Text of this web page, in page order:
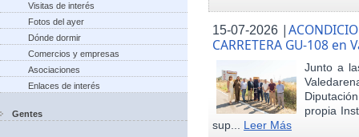
Visitas de interés
Fotos del ayer
Dónde dormir
Comercios y empresas
Asociaciones
Enlaces de interés
Gentes
15-07-2026 |
CARRETERA GU-108 en
Junto a
propia
sup... Leer Más